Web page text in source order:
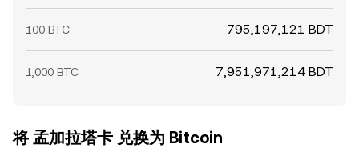
100 BTC 795,197,121 BDT
1,000 BTC 7,951,971,214 BDT
将 孟加拉塔卡 兑换为 Bitcoin